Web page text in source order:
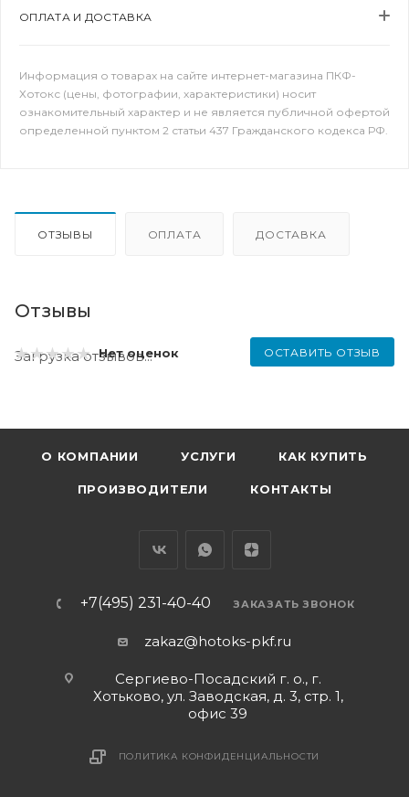
ОПЛАТА И ДОСТАВКА
Информация о товарах на сайте интернет-магазина ПКФ-
Хотокс (цены, фотографии, характеристики) носит
ознакомительный характер и не является публичной офертой
определенной пунктом 2 статьи 437 Гражданского кодекса РФ.
ОТЗЫВЫ ОПЛАТА ДОСТАВКА
Отзывы
Нет оценок ОСТАВИТЬ ОТЗЫВ
Загрузка отзывов...
О КОМПАНИИ УСЛУГИ КАК КУПИТЬ
ПРОИЗВОДИТЕЛИ КОНТАКТЫ
+7(495) 231-40-40 ЗАКАЗАТЬ ЗВОНОК
zakaz@hotoks-pkf.ru
Сергиево-Посадский г. о., г.
Хотьково, ул. Заводская, д. 3, стр. 1,
офис 39
ПОЛИТИКА КОНФИДЕНЦИАЛЬНОСТИ